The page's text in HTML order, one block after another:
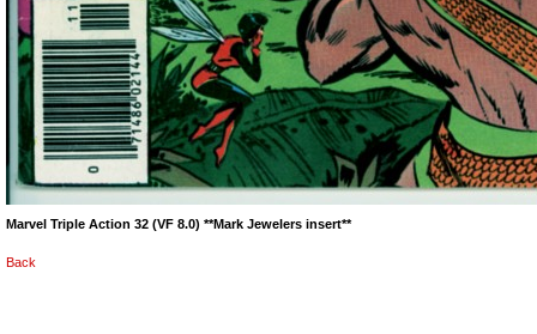
Marvel Triple Action 32 (VF 8.0) **Mark Jewelers insert**
Back